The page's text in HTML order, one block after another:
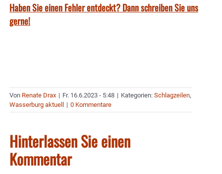
Haben Sie einen Fehler entdeckt? Dann schreiben Sie uns
gerne!
Von Renate Drax | Fr. 16.6.2023 - 5:48 | Kategorien: Schlagzeilen,
Wasserburg aktuell
| 0 Kommentare
Hinterlassen Sie einen
Kommentar